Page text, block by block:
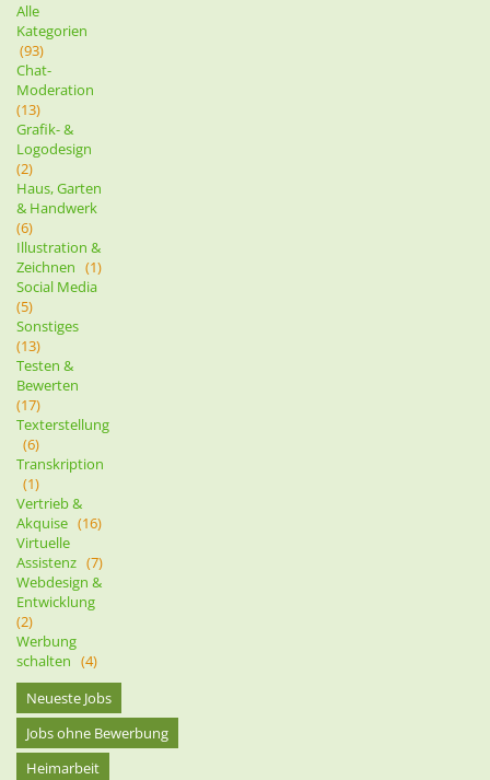
Alle
Kategorien
(93)
Chat-
Moderation
(13)
Grafik- &
Logodesign
(2)
Haus, Garten
& Handwerk
(6)
Illustration &
Zeichnen (1)
Social Media
(5)
Sonstiges
(13)
Testen &
Bewerten
(17)
Texterstellung
(6)
Transkription
(1)
Vertrieb &
Akquise (16)
Virtuelle
Assistenz (7)
Webdesign &
Entwicklung
(2)
Werbung
schalten (4)
Neueste Jobs
Jobs ohne Bewerbung
Heimarbeit